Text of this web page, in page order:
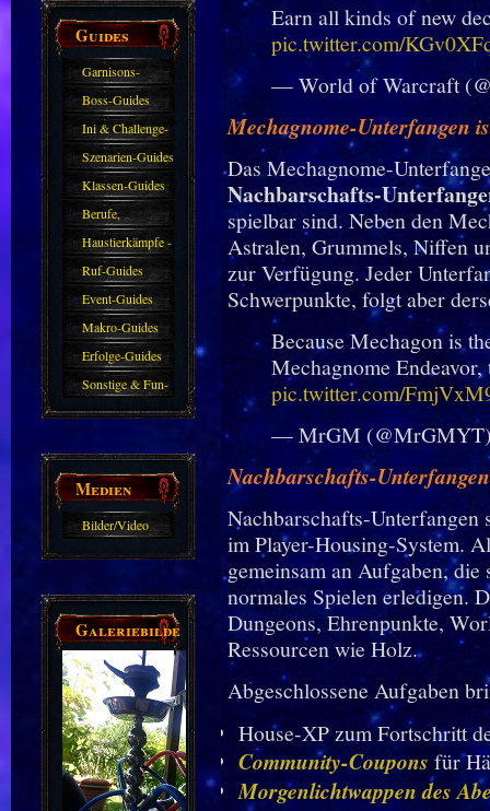
Guides
Garnisons-
Guides
Boss-Guides
Ini & Challenge-
Guides
Szenarien-Guides
Klassen-Guides
Berufe,
Farmkarten und
Haustiere
Haustierkämpfe -
Guide
Ruf-Guides
Event-Guides
Makro-Guides
Erfolge-Guides
Sonstige & Fun-
Guides
Medien
Bilder/Video
Galeriebilder
Earn all kinds of new
pic.twitter.com/
— World of Warcraft
Mechagnome-Unterfangen
Das Mechagnome-
Nachbarschafts-
spielbar sind. Neben den
Astralen, Grummels, Niffen
zur Verfügung. Jeder
Schwerpunkte, folgt aber
Because Mechagon is
Mechagnome
pic.twitter.com/
— MrGM
Nachbarschafts-
Nachbarschafts-Unterfangen
im Player-Housing-System.
gemeinsam an Aufgaben,
normales Spielen erledigen.
Dungeons, Ehrenpunkte,
Ressourcen wie Holz.
Abgeschlossene Aufgaben
House-XP zum Fortschritt
Community-Coupons für
Morgenlichtwappen des